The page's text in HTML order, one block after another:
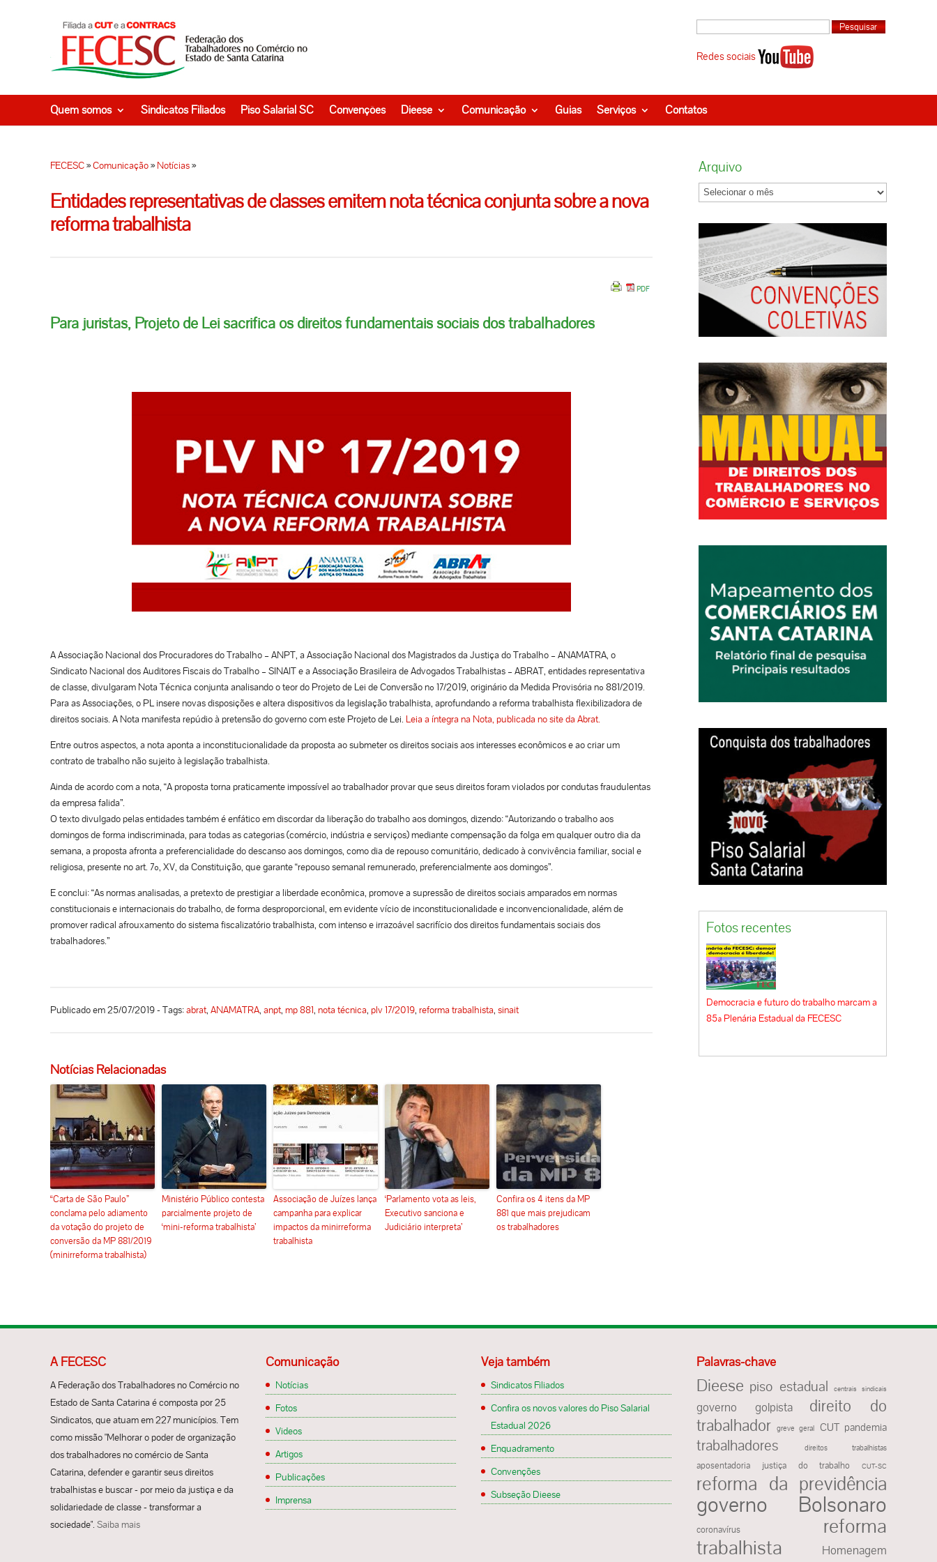
Redes sociais
Quem somos Sindicatos Filiados Piso Salarial SC Convenções Dieese Comunicação Guias Serviços Contatos
FECESC»Comunicação»Notícias»
Entidades representativas de classes emitem nota técnica conjunta sobre a nova
reforma trabalhista
Para juristas, Projeto de Lei sacrifica os direitos fundamentais sociais dos trabalhadores
A Associação Nacional dos Procuradores do Trabalho – ANPT, a Associação Nacional dos Magistrados da Justiça do Trabalho – ANAMATRA, o
Sindicato Nacional dos Auditores Fiscais do Trabalho – SINAIT e a Associação Brasileira de Advogados Trabalhistas – ABRAT, entidades representativa
de classe, divulgaram Nota Técnica conjunta analisando o teor do Projeto de Lei de Conversão nº 17/2019, originário da Medida Provisória nº 881/2019.
Para as Associações, o PL insere novas disposições e altera dispositivos da legislação trabalhista, aprofundando a reforma trabalhista flexibilizadora de
direitos sociais. A Nota manifesta repúdio à pretensão do governo com este Projeto de Lei. Leia a íntegra na Nota, publicada no site da Abrat.
Entre outros aspectos, a nota aponta a inconstitucionalidade da proposta ao submeter os direitos sociais aos interesses econômicos e ao criar um
contrato de trabalho não sujeito à legislação trabalhista.
Ainda de acordo com a nota, “A proposta torna praticamente impossível ao trabalhador provar que seus direitos foram violados por condutas fraudulentas
da empresa falida”.
O texto divulgado pelas entidades também é enfático em discordar da liberação do trabalho aos domingos, dizendo: “Autorizando o trabalho aos
domingos de forma indiscriminada, para todas as categorias (comércio, indústria e serviços) mediante compensação da folga em qualquer outro dia da
semana, a proposta afronta a preferencialidade do descanso aos domingos, como dia de repouso comunitário, dedicado à convivência familiar, social e
religiosa, presente no art. 7º, XV, da Constituição, que garante “repouso semanal remunerado, preferencialmente aos domingos”.
E conclui: “As normas analisadas, a pretexto de prestigiar a liberdade econômica, promove a supressão de direitos sociais amparados em normas
constitucionais e internacionais do trabalho, de forma desproporcional, em evidente vício de inconstitucionalidade e inconvencionalidade, além de
promover radical afrouxamento do sistema fiscalizatório trabalhista, com intenso e irrazoável sacrifício dos direitos fundamentais sociais dos
trabalhadores.”
Publicado em 25/07/2019 - Tags:abrat, ANAMATRA, anpt, mp 881, nota técnica, plv 17/2019, reforma trabalhista, sinait
Notícias Relacionadas
“Carta de São Paulo”
conclama pelo adiamento
da votação do projeto de
conversão da MP 881/2019
(minirreforma trabalhista)
Ministério Público contesta
parcialmente projeto de
‘mini-reforma trabalhista’
Associação de Juízes lança
campanha para explicar
impactos da minirreforma
trabalhista
‘Parlamento vota as leis,
Executivo sanciona e
Judiciário interpreta’
Confira os 4 itens da MP
881 que mais prejudicam
os trabalhadores
Arquivo
Fotos recentes
Democracia e futuro do trabalho marcam a
85ª Plenária Estadual da FECESC
A FECESC
A Federação dos Trabalhadores no Comércio no
Estado de Santa Catarina é composta por 25
Sindicatos, que atuam em 227 municípios. Tem
como missão "Melhorar o poder de organização
dos trabalhadores no comércio de Santa
Catarina, defender e garantir seus direitos
trabalhistas e buscar - por meio da justiça e da
solidariedade de classe - transformar a
sociedade". Saiba mais
Comunicação
Notícias
Fotos
Videos
Artigos
Publicações
Imprensa
Veja também
Sindicatos Filiados
Confira os novos valores do Piso Salarial
Estadual 2026
Enquadramento
Convenções
Subseção Dieese
Palavras-chave
Dieese piso estadual centrais sindicais
governo golpista
direito do
trabalhador greve geral CUT pandemia
trabalhadores direitos trabalhistas
aposentadoria justiça do trabalho CUT-SC
reforma da previdência
governo Bolsonaro
coronavírus
reforma
trabalhista
Homenagem